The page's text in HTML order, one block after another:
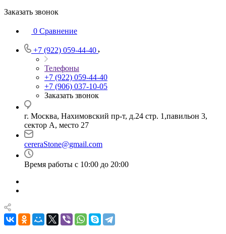
Заказать звонок
0 Сравнение
+7 (922) 059-44-40
Телефоны
+7 (922) 059-44-40
+7 (906) 037-10-05
Заказать звонок
г. Москва, Нахимовский пр-т, д.24 стр. 1,павильон 3,
сектор А, место 27
cereraStone@gmail.com
Время работы с 10:00 до 20:00